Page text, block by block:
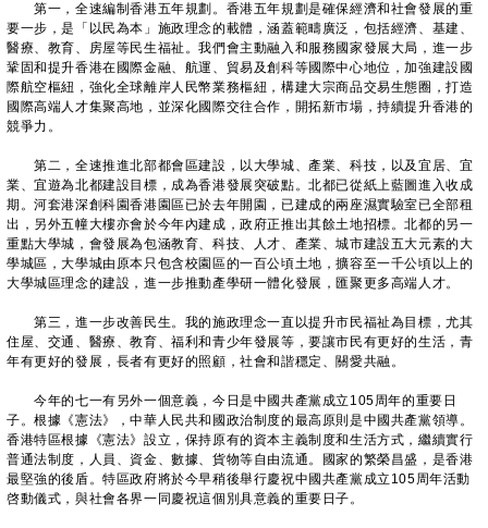
第一，全速編制香港五年規劃。香港五年規劃是確保經濟和社會發展的重
要一步，是「以民為本」施政理念的載體，涵蓋範疇廣泛，包括經濟、基建、
醫療、教育、房屋等民生福祉。我們會主動融入和服務國家發展大局，進一步
鞏固和提升香港在國際金融、航運、貿易及創科等國際中心地位，加強建設國
際航空樞紐，強化全球離岸人民幣業務樞紐，構建大宗商品交易生態圈，打造
國際高端人才集聚高地，並深化國際交往合作，開拓新市場，持續提升香港的
競爭力。
第二，全速推進北部都會區建設，以大學城、產業、科技，以及宜居、宜
業、宜遊為北都建設目標，成為香港發展突破點。北都已從紙上藍圖進入收成
期。河套港深創科園香港園區已於去年開園，已建成的兩座濕實驗室已全部租
出，另外五幢大樓亦會於今年內建成，政府正推出其餘土地招標。北都的另一
重點大學城，會發展為包涵教育、科技、人才、產業、城市建設五大元素的大
學城區，大學城由原本只包含校園區的一百公頃土地，擴容至一千公頃以上的
大學城區理念的建設，進一步推動產學研一體化發展，匯聚更多高端人才。
第三，進一步改善民生。我的施政理念一直以提升市民福祉為目標，尤其
住屋、交通、醫療、教育、福利和青少年發展等，要讓市民有更好的生活，青
年有更好的發展，長者有更好的照顧，社會和諧穩定、關愛共融。
今年的七一有另外一個意義，今日是中國共產黨成立105周年的重要日
子。根據《憲法》，中華人民共和國政治制度的最高原則是中國共產黨領導。
香港特區根據《憲法》設立，保持原有的資本主義制度和生活方式，繼續實行
普通法制度，人員、資金、數據、貨物等自由流通。國家的繁榮昌盛，是香港
最堅強的後盾。特區政府將於今早稍後舉行慶祝中國共產黨成立105周年活動
啓動儀式，與社會各界一同慶祝這個別具意義的重要日子。